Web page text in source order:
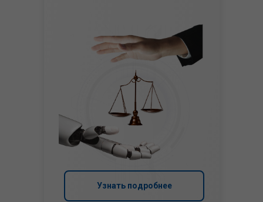
Узнать подробнее